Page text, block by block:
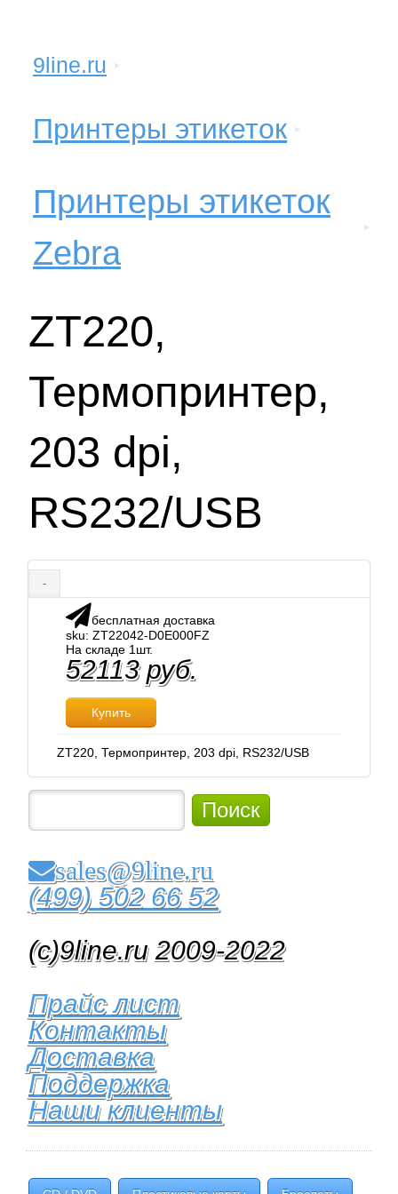
9line.ru
Принтеры этикеток
Принтеры этикеток
Zebra
ZT220,
Термопринтер,
203 dpi,
RS232/USB
-
бесплатная доставка
sku: ZT22042-D0E000FZ
На складе 1шт.
52113 руб.
Купить
ZT220, Термопринтер, 203 dpi, RS232/USB
Поиск
sales@9line.ru
(499) 502 66 52
(c)9line.ru 2009-2022
Прайс лист
Контакты
Доставка
Поддержка
Наши клиенты